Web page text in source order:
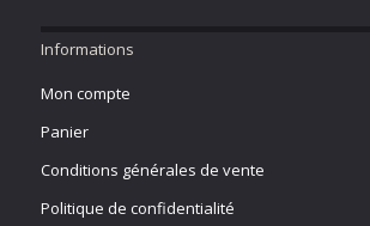
Informations
Mon compte
Panier
Conditions générales de vente
Politique de confidentialité